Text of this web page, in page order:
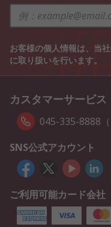
お客様の個人情報は、当
に取り扱いを行います。
カスタマーサービス
045-335-8888
SNS公式アカウント
ご利用可能カード会社